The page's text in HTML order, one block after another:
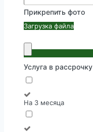
Прикрепить фото
Загрузка файла
Услуга в рассрочку
На 3 месяца